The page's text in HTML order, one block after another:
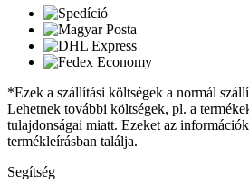
*Ezek a szállítási költségek a normál
Lehetnek további költségek, pl. a
tulajdonságai miatt. Ezeket az
termékleírásban találja.
Segítség